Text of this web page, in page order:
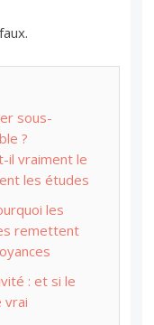
sous-
?
il vraiment le
les études
les
remettent
: et si le
vrai